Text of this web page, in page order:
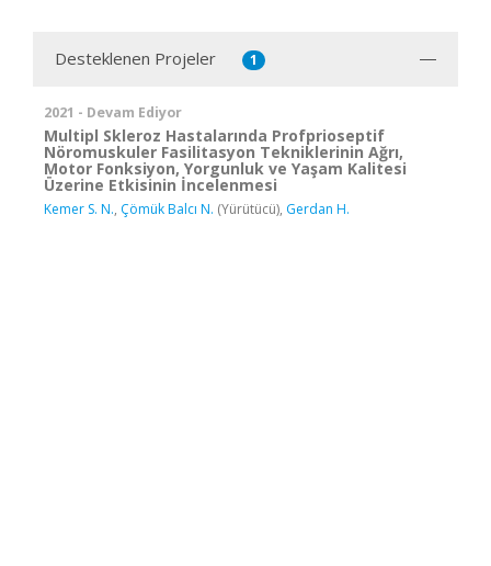
Desteklenen Projeler 1
2021 - Devam Ediyor
Multipl Skleroz Hastalarında Profprioseptif
Nöromuskuler Fasilitasyon Tekniklerinin Ağrı,
Motor Fonksiyon, Yorgunluk ve Yaşam Kalitesi
Üzerine Etkisinin İncelenmesi
Kemer S. N., Çömük Balcı N. (Yürütücü), Gerdan H.